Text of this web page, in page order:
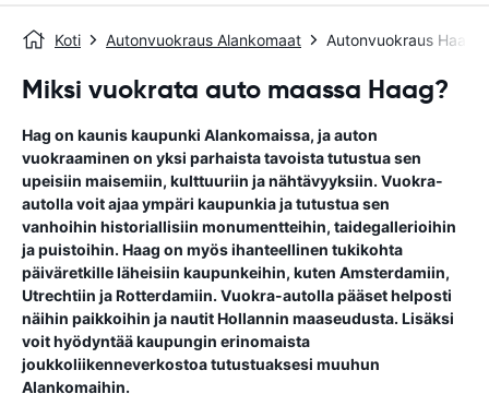
Koti Autonvuokraus Alankomaat Autonvuokraus Haag
Miksi vuokrata auto maassa Haag?
Hag on kaunis kaupunki Alankomaissa, ja auton
vuokraaminen on yksi parhaista tavoista tutustua sen
upeisiin maisemiin, kulttuuriin ja nähtävyyksiin. Vuokra-
autolla voit ajaa ympäri kaupunkia ja tutustua sen
vanhoihin historiallisiin monumentteihin, taidegallerioihin
ja puistoihin. Haag on myös ihanteellinen tukikohta
päiväretkille läheisiin kaupunkeihin, kuten Amsterdamiin,
Utrechtiin ja Rotterdamiin. Vuokra-autolla pääset helposti
näihin paikkoihin ja nautit Hollannin maaseudusta. Lisäksi
voit hyödyntää kaupungin erinomaista
joukkoliikenneverkostoa tutustuaksesi muuhun
Alankomaihin.